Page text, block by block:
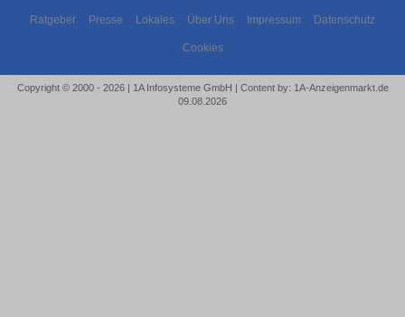
Ratgeber Presse Lokales Über Uns Impressum Datenschutz
Cookies
Copyright © 2000 - 2026 | 1A Infosysteme GmbH | Content by: 1A-Anzeigenmarkt.de
09.08.2026